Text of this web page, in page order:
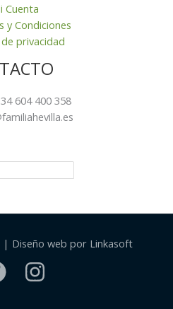
Cuenta
y Condiciones
privacidad
604 400 358
| Diseño web por Linkasoft